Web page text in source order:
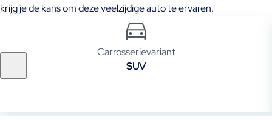
krijg je de kans om deze veelzijdige auto te ervaren.
Carrosserievariant
SUV